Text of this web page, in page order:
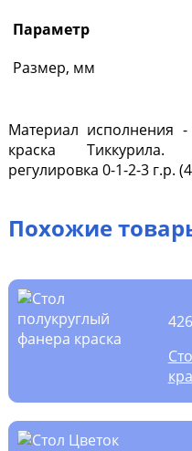
Параметр
Размер, мм
Материал
краска Тиккурила.
регулировка 0-1-2-3 г.р.
Похожие